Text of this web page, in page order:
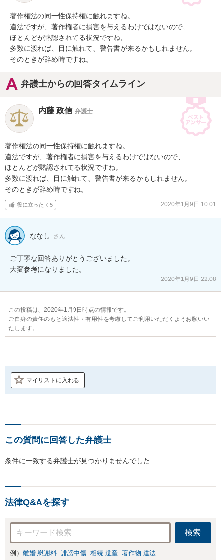
著作権法の同一性保持権に触れますね。
違法ですが、著作権者に損害を与えるわけではないので、
ほとんどが黙認されてる状況ですね。
多数に渡れば、目に触れて、警告書が来るかもしれません。
そのときが辞め時ですね。
弁護士からの回答タイムライン
内藤 政信 弁護士
著作権法の同一性保持権に触れますね。
違法ですが、著作権者に損害を与えるわけではないので、
ほとんどが黙認されてる状況ですね。
多数に渡れば、目に触れて、警告書が来るかもしれません。
そのときが辞め時ですね。
役に立った 5 2020年1月9日 10:01
ななし さん
ご丁寧な回答ありがとうございました。
大変参考になりました。
2020年1月9日 22:08
この投稿は、2020年1月9日時点の情報です。
ご自身の責任のもと適法性・有用性を考慮してご利用いただくようお願いい
たします。
マイリストに入れる
この質問に回答した弁護士
条件に一致する弁護士が見つかりませんでした
法律Q&Aを探す
検索
例） 離婚 慰謝料 誹謗中傷 相続 遺産 著作物 違法